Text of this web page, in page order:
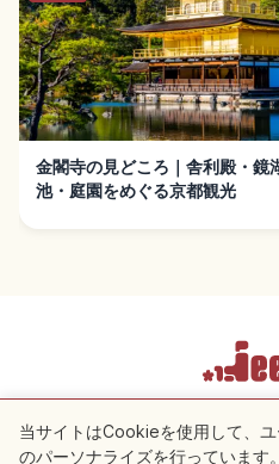
金閣寺の見どころ｜舎利殿・鏡
池・庭園をめぐる京都観光
当サイトはCookieを使用して、
のパーソナライズを行っています